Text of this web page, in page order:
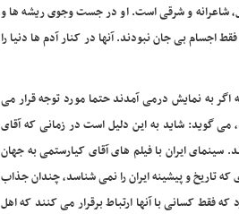
شاعرانه و شرقی است. او در جست وجوی ریشه ها و
اجسام بی جان نبودند. آنها در کنار آدم ها دنیا را
اگر به نمایش درمی آمدند حتما مورد توجه قرار می
می گوید: شاید به این دلیل است در زمانی که آقای
ایران با فیلم های آقای کیارستمی به جهان
تاریخ و پیشینه ایران را نمی شناسد، چندان جذاب
فقط کسانی با آنها ارتباط برقرار می کنند که اهل